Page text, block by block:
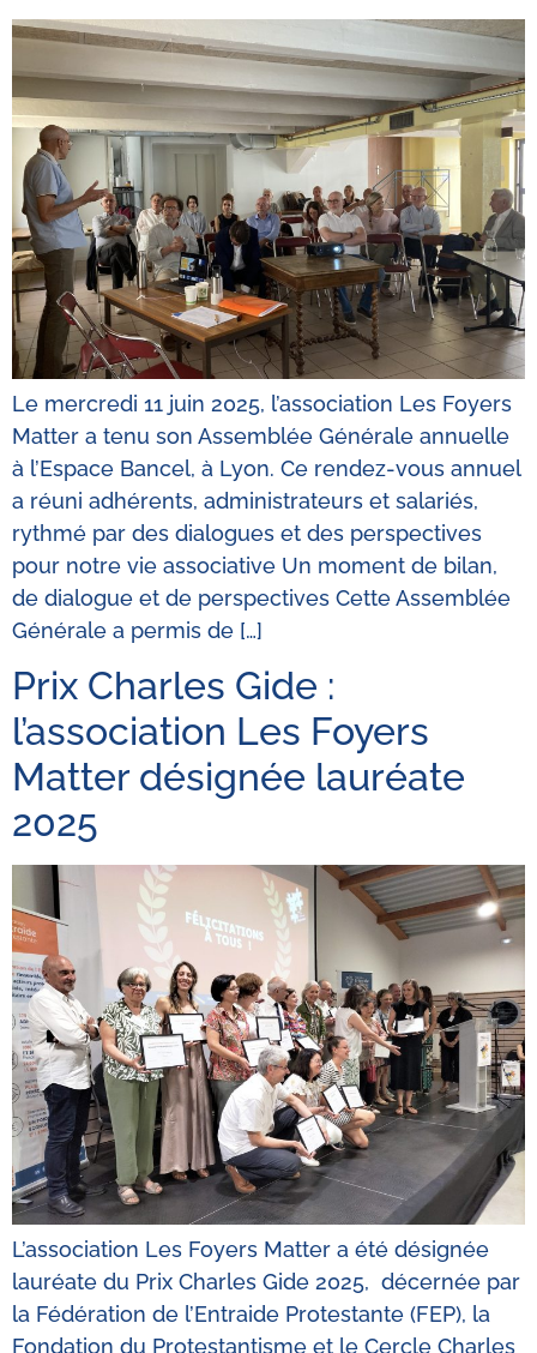
Le mercredi 11 juin 2025, l’association Les Foyers
Matter a tenu son Assemblée Générale annuelle
à l’Espace Bancel, à Lyon. Ce rendez-vous annuel
a réuni adhérents, administrateurs et salariés,
rythmé par des dialogues et des perspectives
pour notre vie associative Un moment de bilan,
de dialogue et de perspectives Cette Assemblée
Générale a permis de […]
Prix Charles Gide :
l’association Les Foyers
Matter désignée lauréate
2025
L’association Les Foyers Matter a été désignée
lauréate du Prix Charles Gide 2025, décernée par
la Fédération de l’Entraide Protestante (FEP), la
Fondation du Protestantisme et le Cercle Charles